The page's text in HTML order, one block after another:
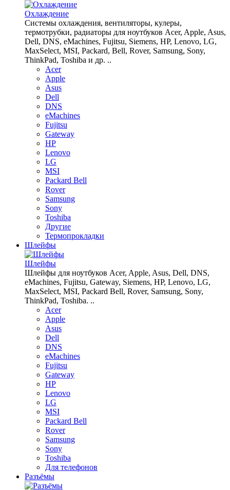
Охлаждение
Системы охлаждения, вентиляторы, кулеры,
термотрубки, радиаторы для ноутбуков Acer, Apple, Asus,
Dell, DNS, eMachines, Fujitsu, Siemens, HP, Lenovo, LG,
MaxSelect, MSI, Packard, Bell, Rover, Samsung, Sony,
ThinkPad, Toshiba и др. ..
Acer
Apple
Asus
Dell
DNS
eMachines
Fujitsu
Gateway
HP
Lenovo
LG
MSI
Packard Bell
Rover
Samsung
Sony
Toshiba
Другие
Термопрокладки
Шлейфы
Шлейфы
Шлейфы для ноутбуков Acer, Apple, Asus, Dell, DNS,
eMachines, Fujitsu, Gateway, Siemens, HP, Lenovo, LG,
MaxSelect, MSI, Packard Bell, Rover, Samsung, Sony,
ThinkPad, Toshiba. ..
Acer
Apple
Asus
Dell
DNS
eMachines
Fujitsu
Gateway
HP
Lenovo
LG
MSI
Packard Bell
Rover
Samsung
Sony
Toshiba
Для телефонов
Разъёмы